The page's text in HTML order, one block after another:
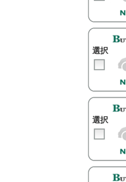
選択
選択